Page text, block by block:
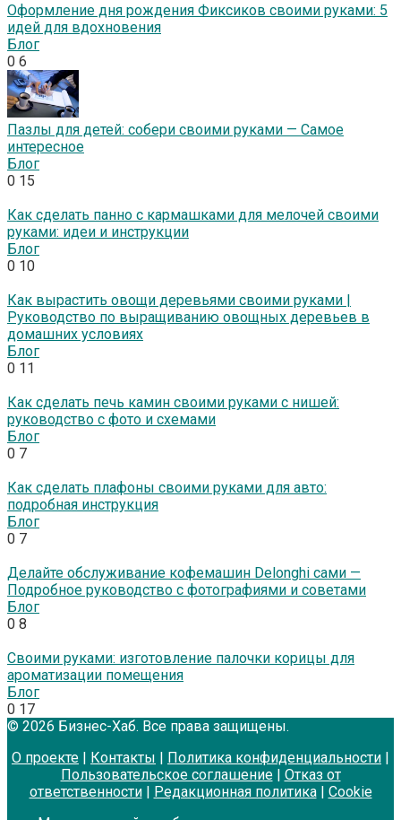
Оформление дня рождения Фиксиков своими руками: 5
идей для вдохновения
Блог
0 6
Пазлы для детей: собери своими руками — Самое
интересное
Блог
0 15
Как сделать панно с кармашками для мелочей своими
руками: идеи и инструкции
Блог
0 10
Как вырастить овощи деревьями своими руками |
Руководство по выращиванию овощных деревьев в
домашних условиях
Блог
0 11
Как сделать печь камин своими руками с нишей:
руководство с фото и схемами
Блог
0 7
Как сделать плафоны своими руками для авто:
подробная инструкция
Блог
0 7
Делайте обслуживание кофемашин Delonghi сами —
Подробное руководство с фотографиями и советами
Блог
0 8
Своими руками: изготовление палочки корицы для
ароматизации помещения
Блог
0 17
© 2026 Бизнес-Хаб. Все права защищены.
О проекте | Контакты | Политика конфиденциальности |
Пользовательское соглашение| Отказ от
ответственности| Редакционная политика| Cookie